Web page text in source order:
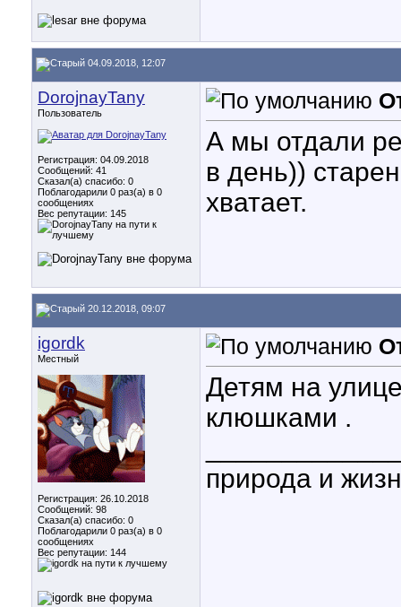
04.09.2018, 12:07
DorojnayTany
Пользователь
Регистрация: 04.09.2018
Сообщений: 41
Сказал(а) спасибо: 0
Поблагодарили 0 раз(а) в 0
сообщениях
Вес репутации: 145
А мы отдали
в день))
хватает.
20.12.2018, 09:07
igordk
Местный
Регистрация: 26.10.2018
Сообщений: 98
Сказал(а) спасибо: 0
Поблагодарили 0 раз(а) в 0
сообщениях
Вес репутации: 144
Детям на
клюшками .
природа и